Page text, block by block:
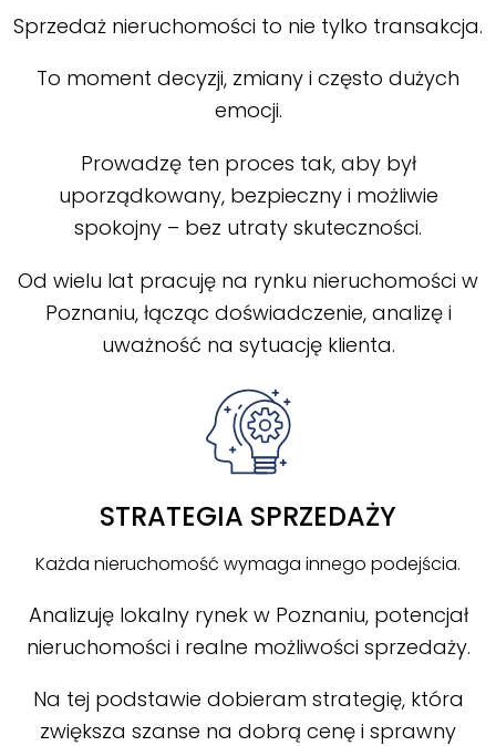
Sprzedaż nieruchomości to nie tylko transakcja.
To moment decyzji, zmiany i często dużych
emocji.
Prowadzę ten proces tak, aby był
uporządkowany, bezpieczny i możliwie
spokojny – bez utraty skuteczności.
Od wielu lat pracuję na rynku nieruchomości w
Poznaniu, łącząc doświadczenie, analizę i
uważność na sytuację klienta.
STRATEGIA SPRZEDAŻY
Każda nieruchomość wymaga innego podejścia.
Analizuję lokalny rynek w Poznaniu, potencjał
nieruchomości i realne możliwości sprzedaży.
Na tej podstawie dobieram strategię, która
zwiększa szanse na dobrą cenę i sprawny